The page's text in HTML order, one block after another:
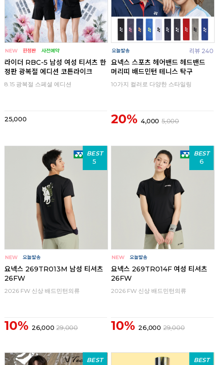
라이더 RBC-5 남성 여성 티셔츠 한
정판 광복절 에디션 코튼라이크
8.15 광복절 스페셜 에디션
25,000
리뷰 240
요넥스 스포츠 헤어밴드 헤드밴드
머리띠 배드민턴 테니스 탁구
10가지 컬러로 다양한 스타일링
20% 4,000 5,000
BEST
5
요넥스 269TR013M 남성 티셔츠
26FW
2026 FW 신상 배드민턴의류
10% 26,000 29,000
BEST
6
요넥스 269TR014F 여성 티셔츠
26FW
2026 FW 신상 배드민턴의류
10% 26,000 29,000
BEST BEST